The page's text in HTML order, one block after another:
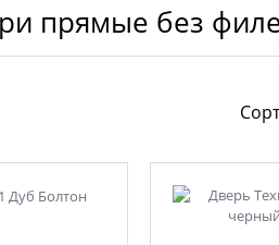
прямые без